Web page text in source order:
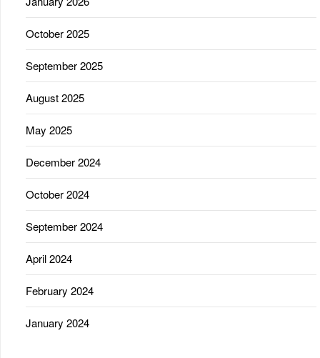
October 2025
September 2025
August 2025
May 2025
December 2024
October 2024
September 2024
April 2024
February 2024
January 2024